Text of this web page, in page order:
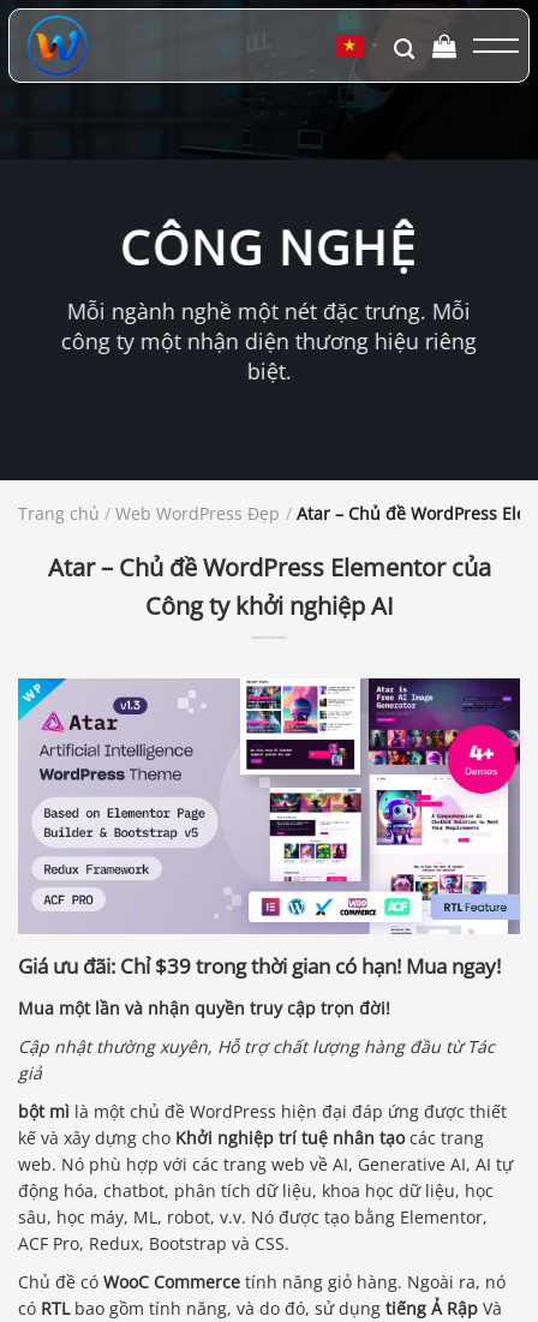
Chuyển
đến
dung
▼
CÔNG NGHỆ
Mỗi ngành nghề một nét đặc trưng. Mỗi
công ty một nhận diện thương hiệu riêng
biệt.
Trang chủ / Web WordPress Đẹp / Atar – Chủ đề WordPress
Atar – Chủ đề WordPress Elementor của
Công ty khởi nghiệp AI
Giá ưu đãi: Chỉ$39trong thời gian có hạn! Mua ngay!
Mua một lần và nhận quyền truy cập trọn đời!
Cập nhật thường xuyên, Hỗ trợ chất lượng hàng đầu từ Tác
giả
bột mì là một chủ đề WordPress hiện đại đáp ứng được thiết
kế và xây dựng cho Khởi nghiệp trí tuệ nhân tạocác trang
web. Nó phù hợp với các trang web về AI, Generative AI, AI tự
động hóa, chatbot, phân tích dữ liệu, khoa học dữ liệu, học
sâu, học máy, ML, robot, v.v. Nó được tạo bằng Elementor,
ACF Pro, Redux, Bootstrap và CSS.
Chủ đề có WooC Commerce tính năng giỏ hàng. Ngoài ra, nó
có RTLbao gồm tính năng, và do đó, sử dụng tiếng Ả Rập Và